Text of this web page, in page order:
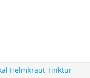
Helmkraut Tinktur